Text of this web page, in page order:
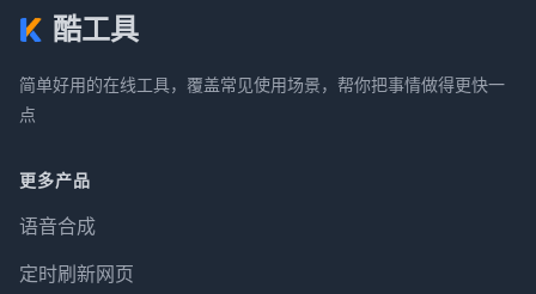
酷工具
简单好用的在线工具，覆盖常见使用场景，帮你把事情做得更快一
点
更多产品
语音合成
定时刷新网页